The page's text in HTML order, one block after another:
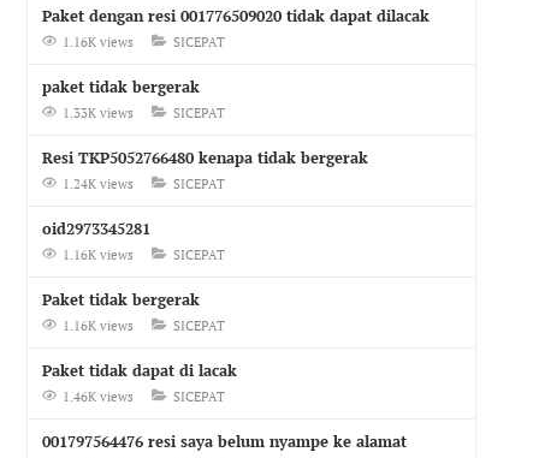
Paket dengan resi 001776509020 tidak dapat dilacak
1.16K views SICEPAT
paket tidak bergerak
1.33K views SICEPAT
Resi TKP5052766480 kenapa tidak bergerak
1.24K views SICEPAT
oid2973345281
1.16K views SICEPAT
Paket tidak bergerak
1.16K views SICEPAT
Paket tidak dapat di lacak
1.46K views SICEPAT
001797564476 resi saya belum nyampe ke alamat